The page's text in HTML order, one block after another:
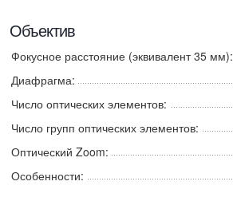
Объектив
Фокусное расстояние (эквивалент 35 мм):
Диафрагма:
Число оптических элементов:
Число групп оптических элементов:
Оптический Zoom:
Особенности: